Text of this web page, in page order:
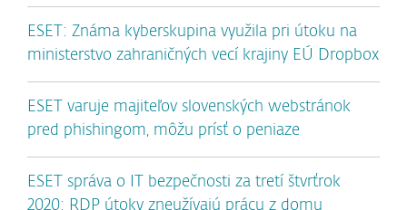
ESET: Známa kyberskupina využila pri útoku na
ministerstvo zahraničných vecí krajiny EÚ Dropbox
ESET varuje majiteľov slovenských webstránok
pred phishingom, môžu prísť o peniaze
ESET správa o IT bezpečnosti za tretí štvrťrok
2020: RDP útoky zneužívajú prácu z domu